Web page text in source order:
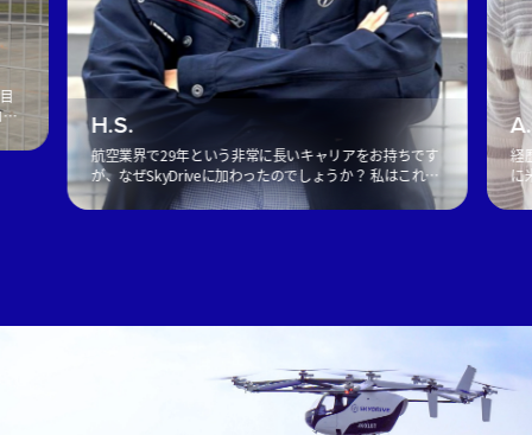
H.S.
航空業界で29年という非常に長いキャリアをお持ちです
が、なぜSkyDriveに加わったのでしょうか？ 私はこれま
で30年近く、航空エンジニアとして空の安全を支えてき
ました。現在は機体システムエンジニアとしてSkyDriv
経
に
の
っ